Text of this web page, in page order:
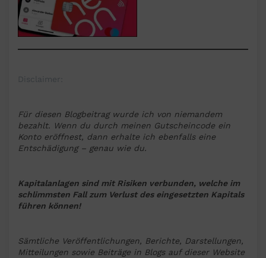
Disclaimer:
Für diesen Blogbeitrag wurde ich von niemandem
bezahlt. Wenn du durch meinen Gutscheincode ein
Konto eröffnest, dann erhalte ich ebenfalls eine
Entschädigung – genau wie du.
Kapitalanlagen sind mit Risiken verbunden, welche im
schlimmsten Fall zum Verlust des eingesetzten Kapitals
führen können!
Sämtliche Veröffentlichungen, Berichte, Darstellungen,
Mitteilungen sowie Beiträge in Blogs auf dieser Website